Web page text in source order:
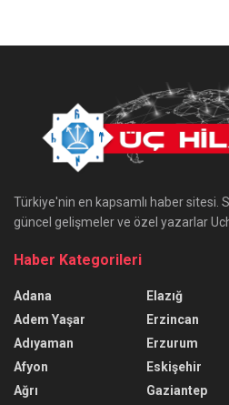
Türkiye'nin en kapsamlı haber sitesi.
güncel gelişmeler ve özel yazarlar
Haber Kategorileri
Adana
Adem Yaşar
Adıyaman
Afyon
Ağrı
Elazığ
Erzincan
Erzurum
Eskişehir
Gaziantep